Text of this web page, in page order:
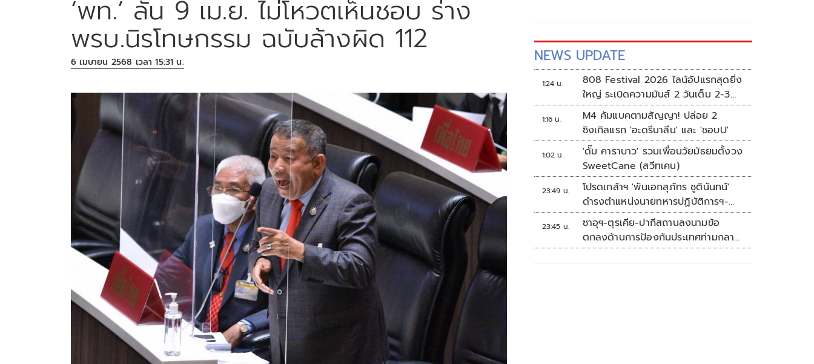
‘พท.’ ลั่น 9 เม.ย. ไม่โหวตเห็นชอบ ร่าง
พรบ.นิรโทษกรรม ฉบับล้างผิด 112
6 เมษายน 2568 เวลา 15:31 น. NEWS UPDATE
1:24 น.
808 Festival 2026 ไลน์อัปแรกสุดยิ่ง
ใหญ่ ระเบิดความมันส์ 2 วันเต็ม 2-3
ต.ค.นี้
1:16 น.
M4 คัมแบคตามสัญญา! ปล่อย 2
ซิงเกิลแรก 'อะดรีนาลีน' และ 'ชอบU'
1:02 น.
'ดั๊ม คาราบาว' รวมเพื่อนวัยมัธยมตั้งวง
SweetCane (สวีทเคน)
23:49 น.
โปรดเกล้าฯ 'พันเอกสุภัทร ชูตินันทน์'
ดำรงตำแหน่งนายทหารปฏิบัติการฯ-
พระราชทานยศ 'พลตรี'
23:45 น.
ซาอุฯ-ตุรเคีย-ปากีสถานลงนามข้อ
ตกลงด้านการป้องกันประเทศท่ามกลาง
สงครามในภูมิภาค